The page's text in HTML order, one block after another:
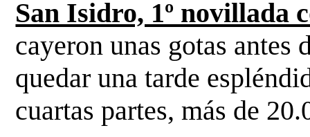
San Isidro, 1º novillada
cayeron unas gotas antes
quedar una tarde
cuartas partes, más de